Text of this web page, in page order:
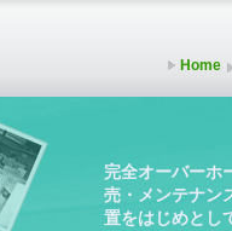
Home
完全オーバーホ
売・メンテナン
置をはじめとし